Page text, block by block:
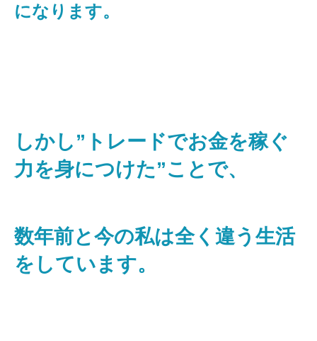
になります。
しかし”トレードでお金を稼ぐ
力を身につけた”ことで、
数年前と今の私は全く違う生活
をしています。